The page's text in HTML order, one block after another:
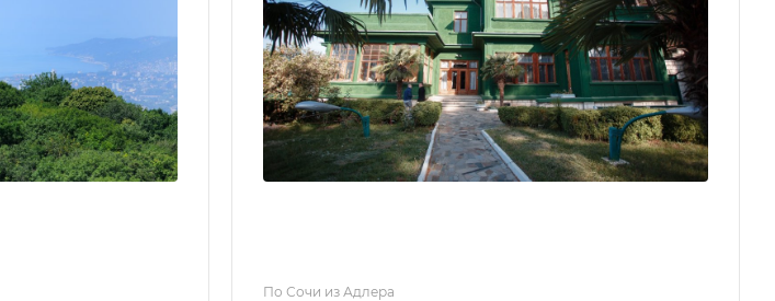
По Сочи из Адлера